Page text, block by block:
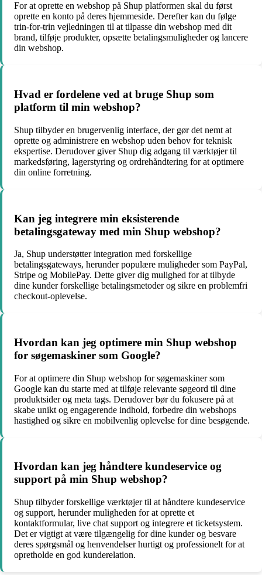
For at oprette en webshop på Shup platformen skal du først
oprette en konto på deres hjemmeside. Derefter kan du følge
trin-for-trin vejledningen til at tilpasse din webshop med dit
brand, tilføje produkter, opsætte betalingsmuligheder og lancere
din webshop.
Hvad er fordelene ved at bruge Shup som
platform til min webshop?
Shup tilbyder en brugervenlig interface, der gør det nemt at
oprette og administrere en webshop uden behov for teknisk
ekspertise. Derudover giver Shup dig adgang til værktøjer til
markedsføring, lagerstyring og ordrehåndtering for at optimere
din online forretning.
Kan jeg integrere min eksisterende
betalingsgateway med min Shup webshop?
Ja, Shup understøtter integration med forskellige
betalingsgateways, herunder populære muligheder som PayPal,
Stripe og MobilePay. Dette giver dig mulighed for at tilbyde
dine kunder forskellige betalingsmetoder og sikre en problemfri
checkout-oplevelse.
Hvordan kan jeg optimere min Shup webshop
for søgemaskiner som Google?
For at optimere din Shup webshop for søgemaskiner som
Google kan du starte med at tilføje relevante søgeord til dine
produktsider og meta tags. Derudover bør du fokusere på at
skabe unikt og engagerende indhold, forbedre din webshops
hastighed og sikre en mobilvenlig oplevelse for dine besøgende.
Hvordan kan jeg håndtere kundeservice og
support på min Shup webshop?
Shup tilbyder forskellige værktøjer til at håndtere kundeservice
og support, herunder muligheden for at oprette et
kontaktformular, live chat support og integrere et ticketsystem.
Det er vigtigt at være tilgængelig for dine kunder og besvare
deres spørgsmål og henvendelser hurtigt og professionelt for at
opretholde en god kunderelation.